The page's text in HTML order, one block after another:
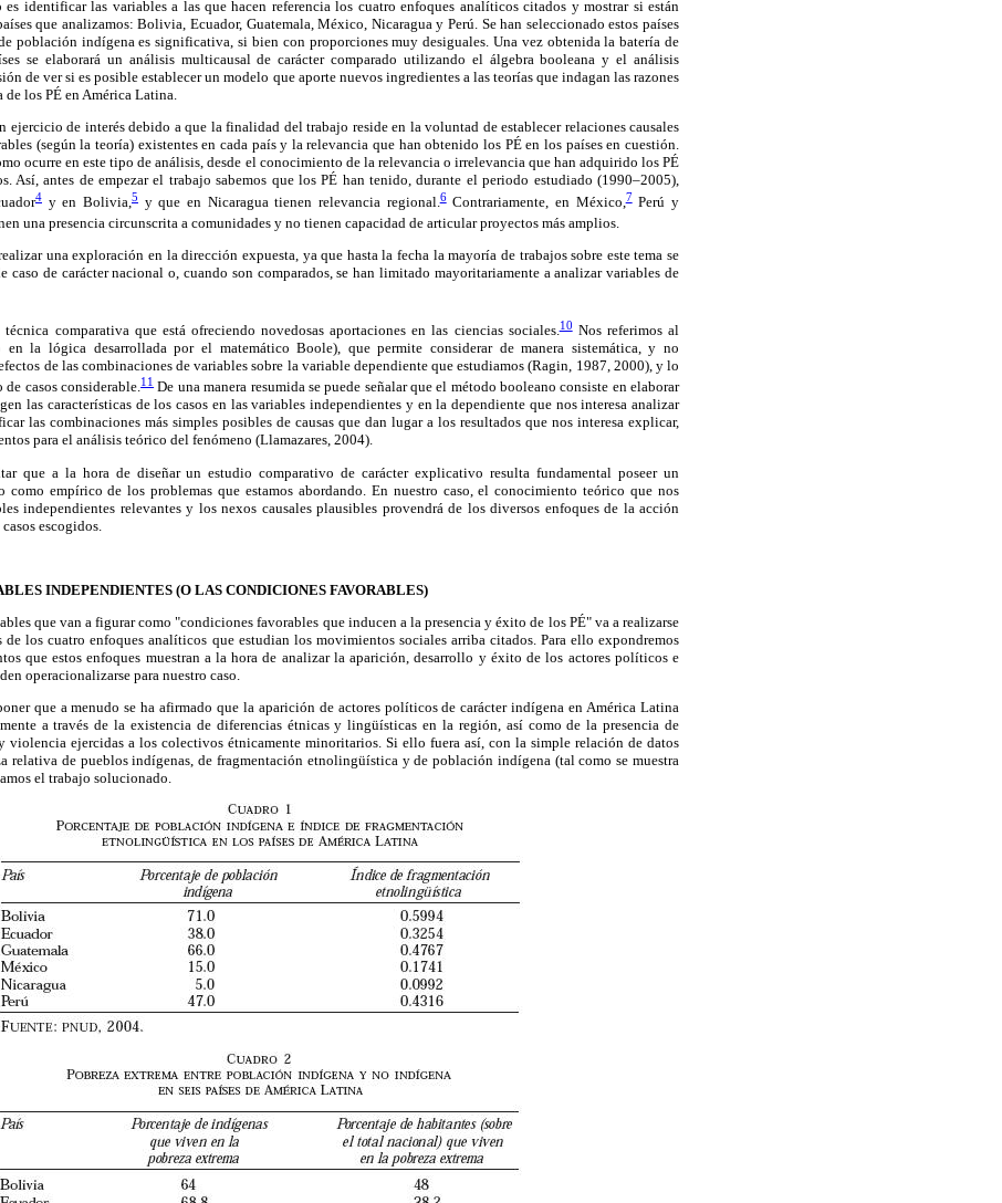
identificar las variables a las que hacen referencia los cuatro enfoques analíticos citados y mostrar si están
que analizamos: Bolivia, Ecuador, Guatemala, México, Nicaragua y Perú. Se han seleccionado estos países
población indígena es significativa, si bien con proporciones muy desiguales. Una vez obtenida la batería de
se elaborará un análisis multicausal de carácter comparado utilizando el álgebra booleana y el análisis
de ver si es posible establecer un modelo que aporte nuevos ingredientes a las teorías que indagan las razones
los PÉ en América Latina.
ejercicio de interés debido a que la finalidad del trabajo reside en la voluntad de establecer relaciones causales
(según la teoría) existentes en cada país y la relevancia que han obtenido los PÉ en los países en cuestión.
ocurre en este tipo de análisis, desde el conocimiento de la relevancia o irrelevancia que han adquirido los PÉ
Así, antes de empezar el trabajo sabemos que los PÉ han tenido, durante el periodo estudiado (1990–2005),
4 y en Bolivia, 5 y que en Nicaragua tienen relevancia regional.6Contrariamente, en México,7Perú y
una presencia circunscrita a comunidades y no tienen capacidad de articular proyectos más amplios.
una exploración en la dirección expuesta, ya que hasta la fecha la mayoría de trabajos sobre este tema se
caso de carácter nacional o, cuando son comparados, se han limitado mayoritariamente a analizar variables de
comparativa que está ofreciendo novedosas aportaciones en las ciencias sociales.10Nos referimos al
en la lógica desarrollada por el matemático Boole), que permite considerar de manera sistemática, y no
de las combinaciones de variables sobre la variable dependiente que estudiamos (Ragin, 1987, 2000), y lo
casos considerable.11De una manera resumida se puede señalar que el método booleano consiste en elaborar
las características de los casos en las variables independientes y en la dependiente que nos interesa analizar
las combinaciones más simples posibles de causas que dan lugar a los resultados que nos interesa explicar,
para el análisis teórico del fenómeno (Llamazares, 2004).
que a la hora de diseñar un estudio comparativo de carácter explicativo resulta fundamental poseer un
como empírico de los problemas que estamos abordando. En nuestro caso, el conocimiento teórico que nos
independientes relevantes y los nexos causales plausibles provendrá de los diversos enfoques de la acción
escogidos.
INDEPENDIENTES (O LAS CONDICIONES FAVORABLES)
que van a figurar como "condiciones favorables que inducen a la presencia y éxito de los PÉ" va a realizarse
de los cuatro enfoques analíticos que estudian los movimientos sociales arriba citados. Para ello expondremos
que estos enfoques muestran a la hora de analizar la aparición, desarrollo y éxito de los actores políticos e
operacionalizarse para nuestro caso.
que a menudo se ha afirmado que la aparición de actores políticos de carácter indígena en América Latina
a través de la existencia de diferencias étnicas y lingüísticas en la región, así como de la presencia de
violencia ejercidas a los colectivos étnicamente minoritarios. Si ello fuera así, con la simple relación de datos
relativa de pueblos indígenas, de fragmentación etnolingüística y de población indígena (tal como se muestra
el trabajo solucionado.